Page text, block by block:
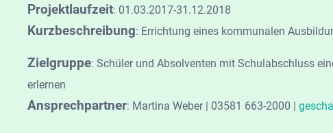
Projektlaufzeit: 01.03.2017-31.12.2018
Kurzbeschreibung: Errichtung eines kommunalen
Zielgruppe: Schüler und Absolventen mit Schulabschluss
erlernen
Ansprechpartner: Martina Weber | 03581 663-2000 |